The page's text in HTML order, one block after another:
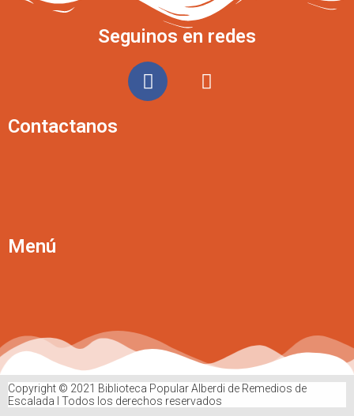
Seguinos en redes
Contactanos
Menú
Copyright © 2021 Biblioteca Popular Alberdi de Remedios de
Escalada Ι Todos los derechos reservados